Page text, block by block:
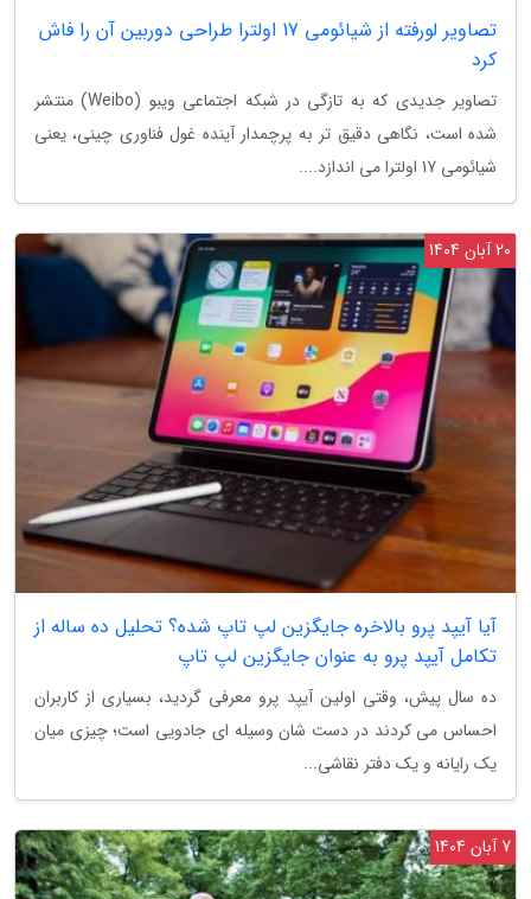
تصاویر لورفته از شیائومی 17 اولترا طراحی دوربین آن را فاش
کرد
تصاویر جدیدی که به تازگی در شبکه اجتماعی ویبو (Weibo) منتشر
شده است، نگاهی دقیق تر به پرچمدار آینده غول فناوری چینی، یعنی
شیائومی 17 اولترا می اندازد....
آیا آیپد پرو بالاخره جایگزین لپ تاپ شده؟ تحلیل ده ساله از
تکامل آیپد پرو به عنوان جایگزین لپ تاپ
ده سال پیش، وقتی اولین آیپد پرو معرفی گردید، بسیاری از کاربران
احساس می کردند در دست شان وسیله ای جادویی است؛ چیزی میان
یک رایانه و یک دفتر نقاشی...
20 آبان 1404
7 آبان 1404